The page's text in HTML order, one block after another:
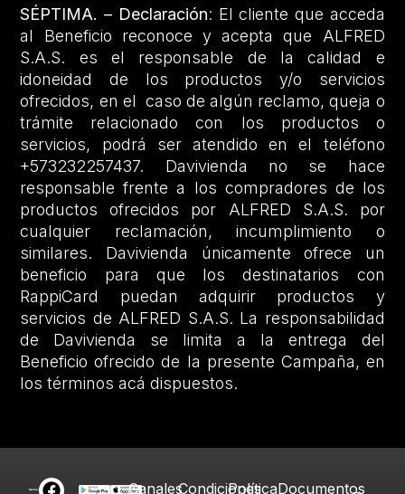
SÉPTIMA. – Declaración: El cliente que acceda
al Beneficio reconoce y acepta que ALFRED
S.A.S. es el responsable de la calidad e
idoneidad de los productos y/o servicios
ofrecidos, en el caso de algún reclamo, queja o
trámite relacionado con los productos o
servicios, podrá ser atendido en el teléfono
+573232257437. Davivienda no se hace
responsable frente a los compradores de los
productos ofrecidos por ALFRED S.A.S. por
cualquier reclamación, incumplimiento o
similares. Davivienda únicamente ofrece un
beneficio para que los destinatarios con
RappiCard puedan adquirir productos y
servicios de ALFRED S.A.S. La responsabilidad
de Davivienda se limita a la entrega del
Beneficio ofrecido de la presente Campaña, en
los términos acá dispuestos.
CanalesCondiciones
PolíticaDocumentos